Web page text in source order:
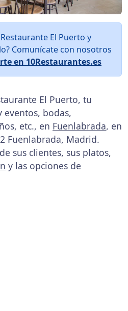
El Puerto y
Comunícate con nosotros
en 10Restaurantes.es
El Puerto, tu
eventos, bodas,
etc., en Fuenlabrada, en
Fuenlabrada, Madrid.
de sus clientes, sus platos,
y las opciones de